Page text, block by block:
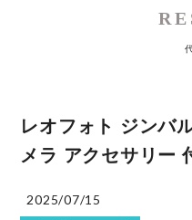
レオフォト ジンバ
メラ アクセサリー
2025/07/15